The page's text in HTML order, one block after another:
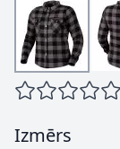
Izmērs